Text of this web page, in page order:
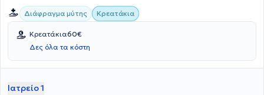
Διάφραγμα μύτης Κρεατάκια
Κρεατάκια60€
Δες όλα τα κόστη
Ιατρείο 1